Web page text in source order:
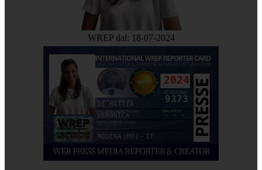
WREP dal: 18-07-2024
2024
9373
DI MATTIA
VERONICA
- - -
- - -
MODENA (MO) - IT